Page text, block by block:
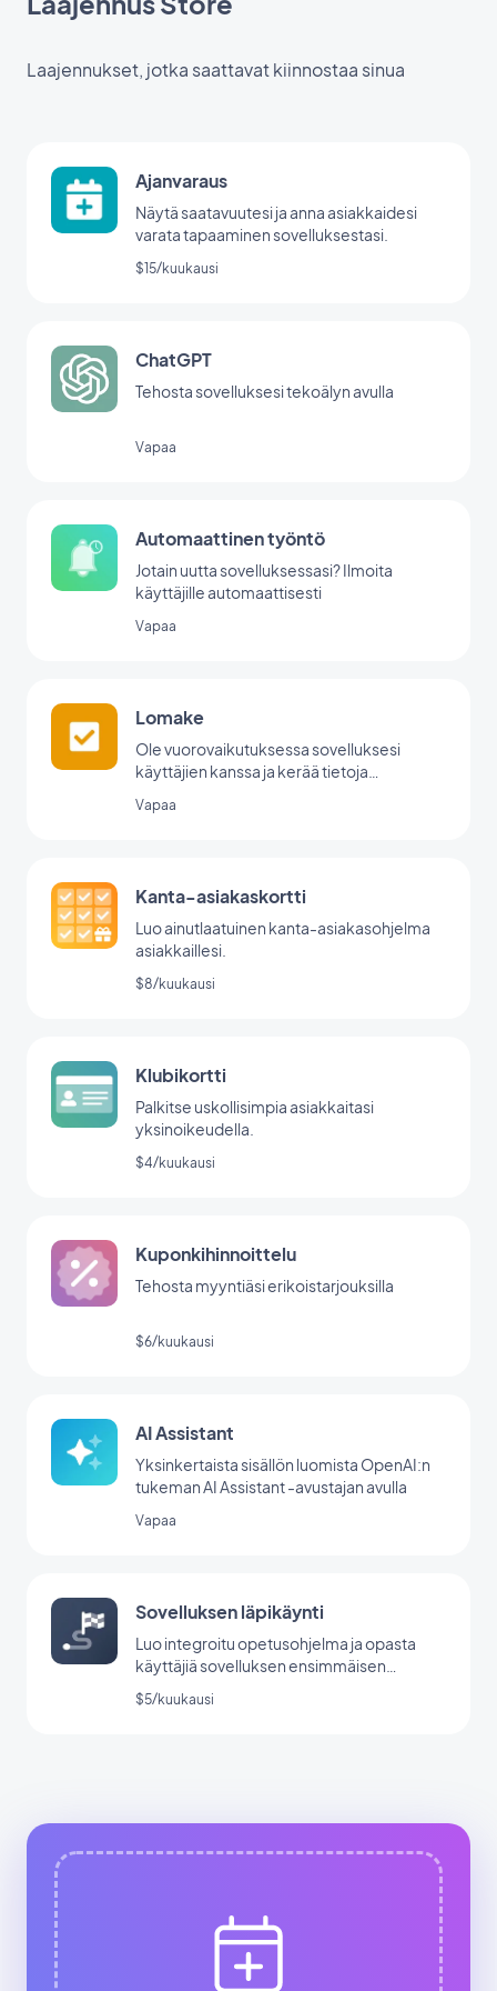
Laajennukset, jotka saattavat kiinnostaa sinua
Ajanvaraus
Näytä saatavuutesi ja anna asiakkaidesi
varata tapaaminen sovelluksestasi.
$15/kuukausi
ChatGPT
Tehosta sovelluksesi tekoälyn avulla
Vapaa
Automaattinen työntö
Jotain uutta sovelluksessasi? Ilmoita
käyttäjille automaattisesti
Vapaa
Lomake
Ole vuorovaikutuksessa sovelluksesi
käyttäjien kanssa ja kerää tietoja
Vapaa
Kanta-asiakaskortti
Luo ainutlaatuinen kanta-asiakasohjelma
asiakkaillesi.
$8/kuukausi
Klubikortti
Palkitse uskollisimpia asiakkaitasi
yksinoikeudella.
$4/kuukausi
Kuponkihinnoittelu
Tehosta myyntiäsi erikoistarjouksilla
$6/kuukausi
AI Assistant
Yksinkertaista sisällön luomista OpenAI:n
tukeman AI Assistant -avustajan avulla
Vapaa
Sovelluksen läpikäynti
Luo integroitu opetusohjelma ja opasta
käyttäjiä sovelluksen ensimmäisen
käynnistyksen aikana.
$5/kuukausi